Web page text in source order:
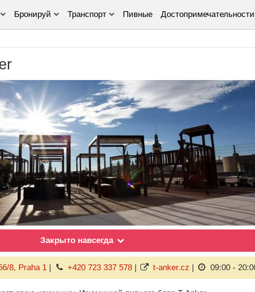
Бронируй Транспорт Пивные Достопримечательности
Закрыто навсегда
8, Praha 1 | +420 723 337 578 | t-anker.cz | 09:00 -